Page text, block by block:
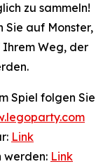
zu sammeln!
Sie auf Monster,
Weg, der
Spiel folgen Sie
Link
werden: Link